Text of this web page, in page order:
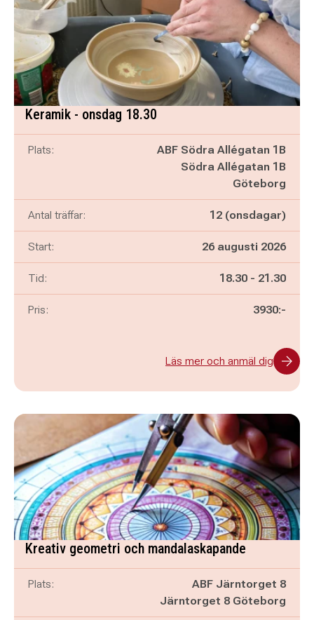
Keramik - onsdag 18.30
Plats:
ABF Södra Allégatan 1B
Södra Allégatan 1B
Göteborg
Antal träffar: 12 (onsdagar)
Start: 26 augusti 2026
Tid: Pågår mellan
18.30 - och
21.30
Pris: 3930:-
Läs mer och anmäl dig
Kreativ geometri och mandalaskapande
Plats:
ABF Järntorget 8
Järntorget 8 Göteborg